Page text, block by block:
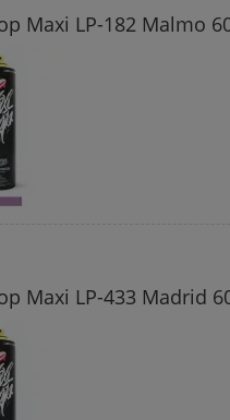
Maxi LP-182 Malmo
Maxi LP-433 Madrid